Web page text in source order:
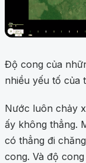
Độ cong của
nhiều yếu tố của
Nước luôn chảy
ấy không thẳng.
có thẳng đi
cong. Và độ